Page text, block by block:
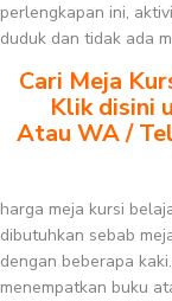
perlengkapan ini,
duduk dan tidak ada
Cari Meja
Klik disini
Atau WA /
harga meja kursi
dibutuhkan sebab
dengan beberapa
menempatkan buku